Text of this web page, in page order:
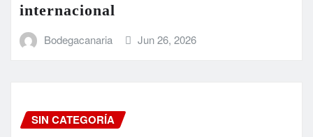
internacional
Bodegacanaria Jun 26, 2026
SIN CATEGORÍA